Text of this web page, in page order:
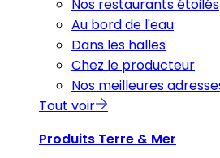
Nos restaurants étoilés
Au bord de l'eau
Dans les halles
Chez le producteur
Nos meilleures
Tout voir
Produits Terre & Mer